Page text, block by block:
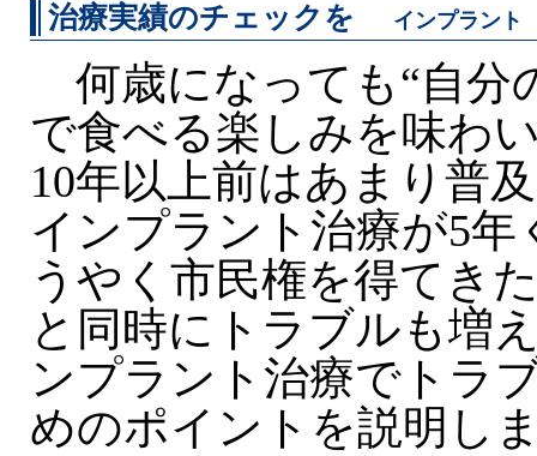
治療実績のチェックを インプラント
何歳になっても“自分
で食べる楽しみを味わ
10年以上前はあまり普
インプラント治療が5年
うやく市民権を得てき
と同時にトラブルも増
ンプラント治療でトラ
めのポイントを説明し